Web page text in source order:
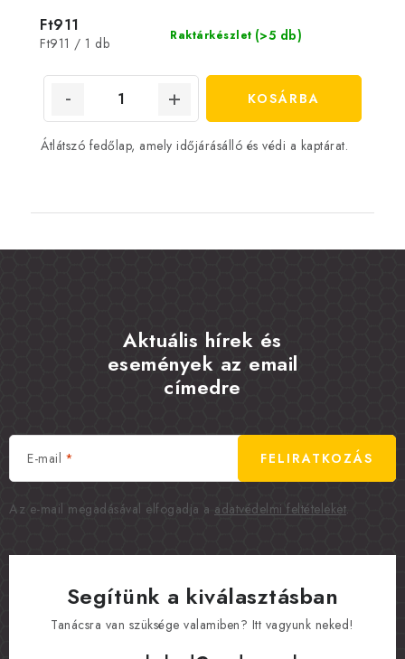
Raktárkészlet (>5 db)
Ft911
Egységár:
Ft911 / 1 db
KOSÁRBA
Átlátszó fedőlap, amely időjárásálló és védi a kaptárat.
Aktuális hírek és
események az email
címedre
E-mail
Az e-mail megadásával elfogadja a adatvédelmi feltételeket.
FELIRATKOZÁS
Segítünk a kiválasztásban
Tanácsra van szüksége valamiben? Itt vagyunk neked!